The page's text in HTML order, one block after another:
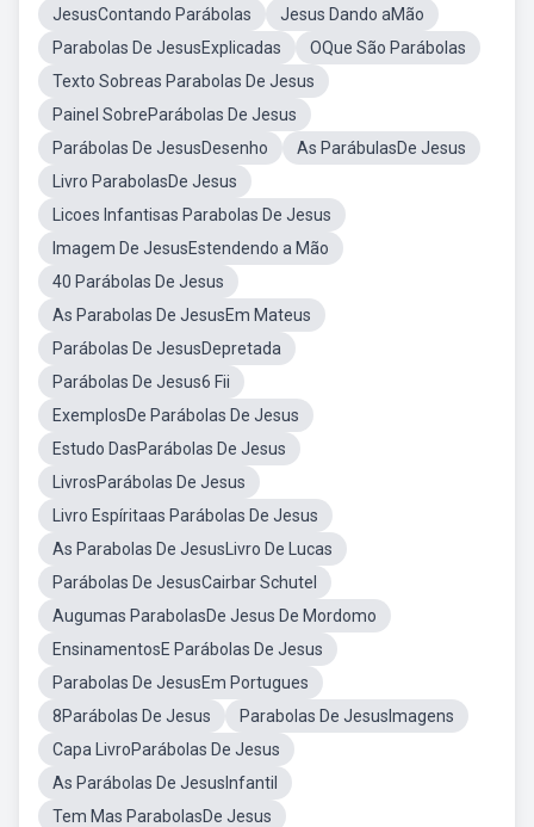
JesusContando Parábolas
Jesus Dando aMão
Parabolas De JesusExplicadas
OQue São Parábolas
Texto Sobreas Parabolas De Jesus
Painel SobreParábolas De Jesus
Parábolas De JesusDesenho
As ParábulasDe Jesus
Livro ParabolasDe Jesus
Licoes Infantisas Parabolas De Jesus
Imagem De JesusEstendendo a Mão
40 Parábolas De Jesus
As Parabolas De JesusEm Mateus
Parábolas De JesusDepretada
Parábolas De Jesus6 Fii
ExemplosDe Parábolas De Jesus
Estudo DasParábolas De Jesus
LivrosParábolas De Jesus
Livro Espíritaas Parábolas De Jesus
As Parabolas De JesusLivro De Lucas
Parábolas De JesusCairbar Schutel
Augumas ParabolasDe Jesus De Mordomo
EnsinamentosE Parábolas De Jesus
Parabolas De JesusEm Portugues
8Parábolas De Jesus
Parabolas De JesusImagens
Capa LivroParábolas De Jesus
As Parábolas De JesusInfantil
Tem Mas ParabolasDe Jesus